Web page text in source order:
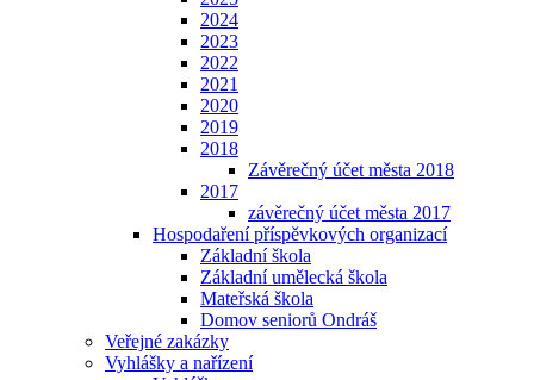
2024
2023
2022
2021
2020
2019
2018
Závěrečný účet města 2018
2017
závěrečný účet města 2017
Hospodaření příspěvkových organizací
Základní škola
Základní umělecká škola
Mateřská škola
Domov seniorů Ondráš
Veřejné zakázky
Vyhlášky a nařízení